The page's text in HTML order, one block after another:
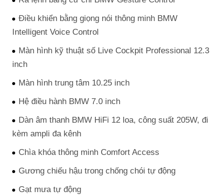
Điều khiển bằng giọng nói thông minh BMW
Intelligent Voice Control
Màn hình kỹ thuật số Live Cockpit Professional 12.3
inch
Màn hình trung tâm 10.25 inch
Hệ điều hành BMW 7.0 inch
Dàn âm thanh BMW HiFi 12 loa, công suất 205W, đi
kèm ampli đa kênh
Chìa khóa thông minh Comfort Access
Gương chiếu hậu trong chống chói tự động
Gạt mưa tự động